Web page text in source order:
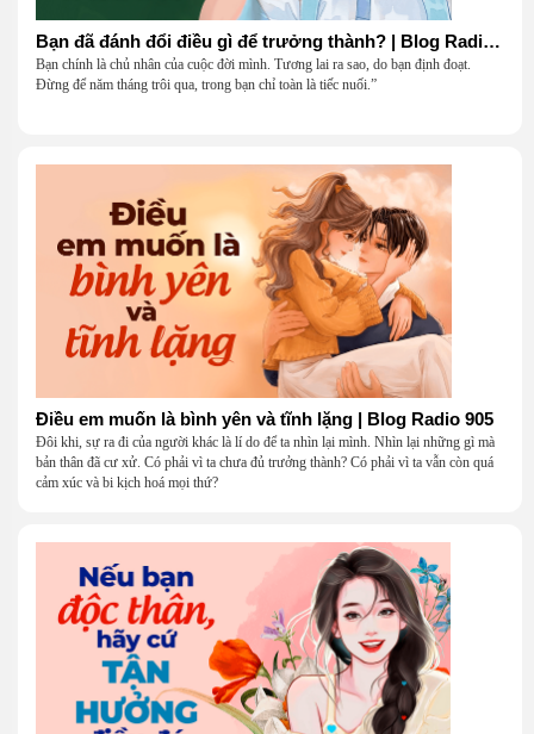
Bạn đã đánh đổi điều gì để trưởng thành? | Blog Radio 906
Bạn chính là chủ nhân của cuộc đời mình. Tương lai ra sao, do bạn định đoạt.
Đừng để năm tháng trôi qua, trong bạn chỉ toàn là tiếc nuối.”
Điều em muốn là bình yên và tĩnh lặng | Blog Radio 905
Đôi khi, sự ra đi của người khác là lí do để ta nhìn lại mình. Nhìn lại những gì mà
bản thân đã cư xử. Có phải vì ta chưa đủ trưởng thành? Có phải vì ta vẫn còn quá
cảm xúc và bi kịch hoá mọi thứ?